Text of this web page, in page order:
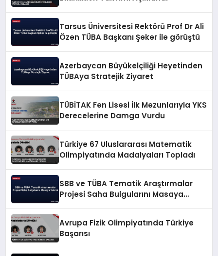
Tarsus Üniversitesi Rektörü Prof Dr Ali
Özen TÜBA Başkanı Şeker ile görüştü
Azerbaycan Büyükelçiliği Heyetinden
TÜBAya Stratejik Ziyaret
TÜBİTAK Fen Lisesi İlk Mezunlarıyla YKS
Derecelerine Damga Vurdu
Türkiye 67 Uluslararası Matematik
Olimpiyatında Madalyaları Topladı
SBB ve TÜBA Tematik Araştırmalar
Projesi Saha Bulgularını Masaya
Avrupa Fizik Olimpiyatında Türkiye
Başarısı